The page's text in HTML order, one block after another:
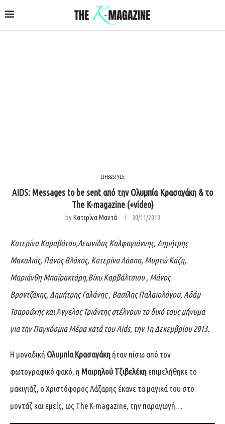
LIFE&STYLE
AIDS: Messages to be sent από την Ολυμπία Κρασαγάκη & το
The K-magazine (+video)
byΚατερίνα Μαντά 30/11/2013
Κατερίνα Καραβάτου,Λεωνίδας Καλφαγιάννης, Δημήτρης
Μακαλιάς, Πάνος Βλάχος, Κατερίνα Λάσπα, Μυρτώ Κάζη,
Μαριάνθη Μπαϊρακτάρη,Βίκυ Καρβάλτσιου , Μάνος
Βροντζάκης, Δημήτρης Γαλάνης , Βασίλης Παλαιολόγου, Αδάμ
Τσαρούχης και Άγγελος Τριάντης στέλνουν το δικό τους μήνυμα
για την Παγκόσμια Μέρα κατά του Aids, την 1η Δεκεμβρίου 2013.
Η μοναδική Ολυμπία Κρασαγάκη ήταν πίσω από τον
φωτογραφικό φακό, η Μαιρηλού Τζιβελέκη επιμελήθηκε το
μακιγιάζ, ο Χριστόφορος Λάζαρης έκανε τα μαγικά του στο
μοντάζ και εμείς, ως The K-magazine, την παραγωγή…